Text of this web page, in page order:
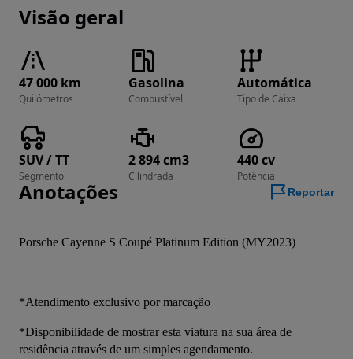
Visão geral
47 000 km
Quilómetros
Gasolina
Combustível
Automática
Tipo de Caixa
SUV / TT
Segmento
2 894 cm3
Cilindrada
440 cv
Potência
Anotações Reportar
Porsche Cayenne S Coupé Platinum Edition (MY2023)
*Atendimento exclusivo por marcação
*Disponibilidade de mostrar esta viatura na sua área de
residência através de um simples agendamento.